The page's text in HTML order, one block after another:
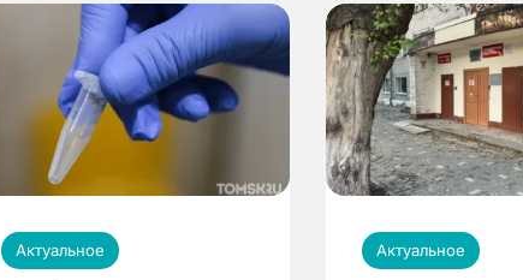
Актуальное Актуальное